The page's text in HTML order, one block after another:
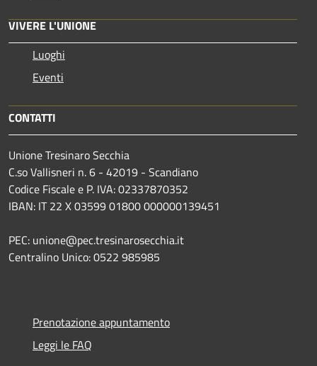
VIVERE L'UNIONE
Luoghi
Eventi
CONTATTI
Unione Tresinaro Secchia
C.so Vallisneri n. 6 - 42019 - Scandiano
Codice Fiscale e P. IVA: 02337870352
IBAN: IT 22 X 03599 01800 000000139451
PEC: unione@pec.tresinarosecchia.it
Centralino Unico: 0522 985985
Prenotazione appuntamento
Leggi le FAQ